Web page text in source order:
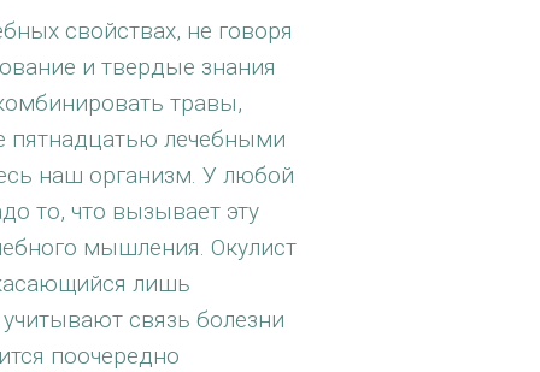
свойствах, не говоря
и твердые знания
травы,
пятнадцатью лечебными
наш организм. У любой
то, что вызывает эту
мышления. Окулист
касающийся лишь
связь болезни
поочередно